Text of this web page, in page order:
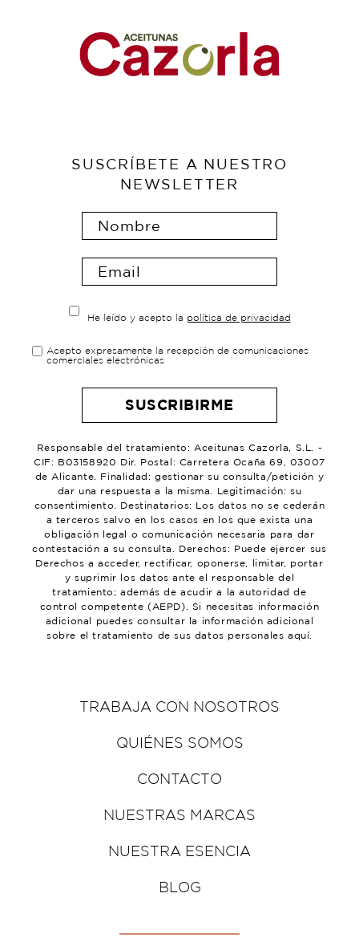
SUSCRÍBETE A NUESTRO
NEWSLETTER
He leído y acepto la política de privacidad
Acepto expresamente la recepción de comunicaciones
comerciales electrónicas
Responsable del tratamiento: Aceitunas Cazorla, S.L. -
CIF: B03158920 Dir. Postal: Carretera Ocaña 69, 03007
de Alicante. Finalidad: gestionar su consulta/petición y
dar una respuesta a la misma. Legitimación: su
consentimiento. Destinatarios: Los datos no se cederán
a terceros salvo en los casos en los que exista una
obligación legal o comunicación necesaria para dar
contestación a su consulta. Derechos: Puede ejercer sus
Derechos a acceder, rectificar, oponerse, limitar, portar
y suprimir los datos ante el responsable del
tratamiento; además de acudir a la autoridad de
control competente (AEPD). Si necesitas información
adicional puedes consultar la información adicional
sobre el tratamiento de sus datos personales aquí.
TRABAJA CON NOSOTROS
QUIÉNES SOMOS
CONTACTO
NUESTRAS MARCAS
NUESTRA ESENCIA
BLOG